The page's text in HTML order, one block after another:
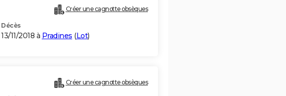
Créer une cagnotte obsèques
Décès
13/11/2018 à Pradines (Lot)
Créer une cagnotte obsèques